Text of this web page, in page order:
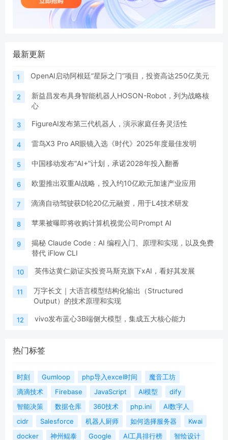
最新更新
1 OpenAI启动阿根廷“星际之门”项目，投资高达250亿美元
2
新益昌发布具身智能机器人HOSON-Robot，列为战略核
心
3 FigureAI发布第三代机器人，演示家庭任务灵活性
4 雷鸟X3 Pro AR眼镜入选《时代》2025年度最佳发明
5 中国移动发布“AI+”计划，承诺2028年投入翻番
6 欧盟推出双重AI战略，投入约10亿欧元加速产业应用
7 滴滴自动驾驶获D轮20亿元融资，用于L4技术研发
8 苹果被曝即将收购计算机视觉公司Prompt AI
9
揭秘 Claude Code：AI 编程入门、原理和实现，以及免费
替代 iFlow CLI
10 英伟达黄仁勋证实投资马斯克旗下xAI，看好其发展
11
万字长文｜大语言模型结构化输出（Structured
Output）的技术原理和实现
12 vivo发布蓝心3B端侧大模型，集成五大核心能力
热门标签
时刻 Gumloop php导入excel时间
魔音工坊
滴滴技术
Firebase JavaScript AI模型
dify
智能决策
数据仓库 360技术 php.ini
AI数字人
cidr
Salesforce 机器人厨师 如何选择服务器
Kwai
docker
神州鲲泰 Google AI工具排行榜 智绘设计